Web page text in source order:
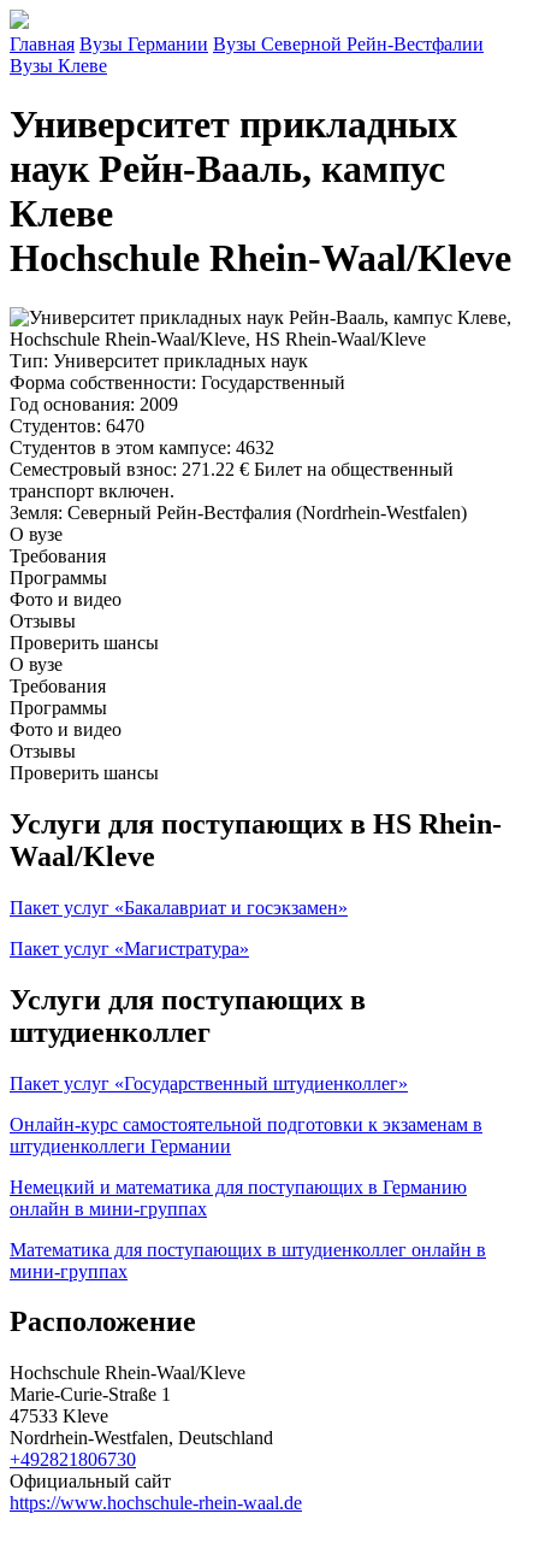
Главная Вузы Германии Вузы Северной Рейн-Вестфалии
Вузы Клеве
Университет прикладных
наук Рейн-Вааль, кампус
Клеве
Hochschule Rhein-Waal/Kleve
Тип: Университет прикладных наук
Форма собственности: Государственный
Год основания: 2009
Студентов: 6470
Студентов в этом кампусе: 4632
Семестровый взнос: 271.22 € Билет на общественный
транспорт включен.
Земля: Северный Рейн-Вестфалия (Nordrhein-Westfalen)
О вузе
Требования
Программы
Фото и видео
Отзывы
Проверить шансы
О вузе
Требования
Программы
Фото и видео
Отзывы
Проверить шансы
Услуги для поступающих в HS Rhein-
Waal/Kleve
Пакет услуг «Бакалавриат и госэкзамен»
Пакет услуг «Магистратура»
Услуги для поступающих в
штудиенколлег
Пакет услуг «Государственный штудиенколлег»
Онлайн-курс самостоятельной подготовки к экзаменам в
штудиенколлеги Германии
Немецкий и математика для поступающих в Германию
онлайн в мини-группах
Математика для поступающих в штудиенколлег онлайн в
мини-группах
Расположение
Hochschule Rhein-Waal/Kleve
Marie-Curie-Straße 1
47533 Kleve
Nordrhein-Westfalen, Deutschland
+492821806730
Официальный сайт
https://www.hochschule-rhein-waal.de